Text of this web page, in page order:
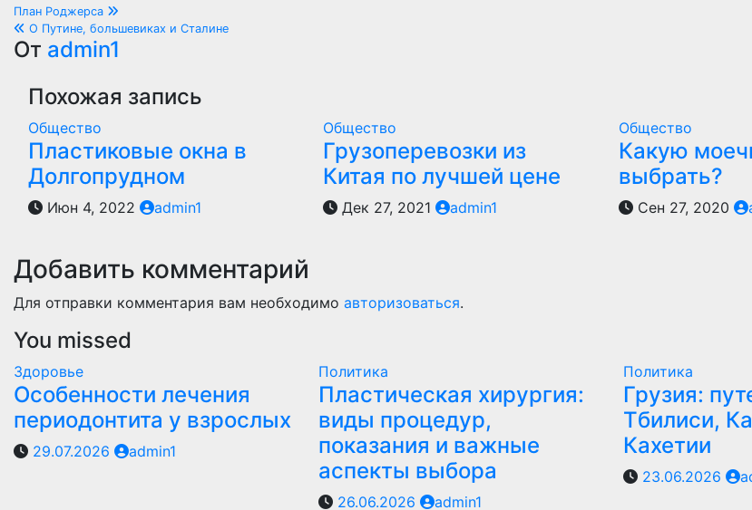
Навигация
по
записям
План Роджерса
О Путине, большевиках и Сталине
От admin1
Похожая запись
Общество
Пластиковые окна в
Долгопрудном
Июн 4, 2022 admin1
Общество
Грузоперевозки из
Китая по лучшей цене
Дек 27, 2021 admin1
Общество
Какую
выбрать?
Сен 27, 2020
Добавить комментарий
Для отправки комментария вам необходимо авторизоваться.
You missed
Здоровье
Особенности лечения
периодонтита у взрослых
29.07.2026 admin1
Политика
Пластическая хирургия:
виды процедур,
показания и важные
аспекты выбора
26.06.2026 admin1
Политика
Грузия:
Тбилиси,
Кахетии
23.06.2026